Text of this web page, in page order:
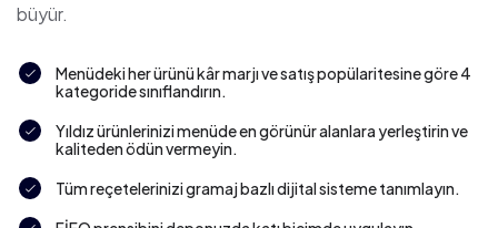
büyür.
Menüdeki her ürünü kâr marjı ve satış popülaritesine göre 4
kategoride sınıflandırın.
Yıldız ürünlerinizi menüde en görünür alanlara yerleştirin ve
kaliteden ödün vermeyin.
Tüm reçetelerinizi gramaj bazlı dijital sisteme tanımlayın.